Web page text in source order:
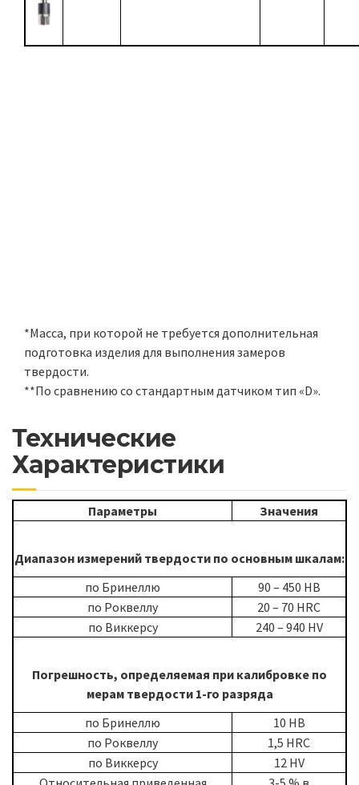
*Mасса, при которой не требуется дополнительная
подготовка изделия для выполнения замеров
твердости.
**По сравнению со стандартным датчиком тип «D».
Технические
Характеристики
Параметры Значения
Диапазон измерений твердости по основным шкалам:
по Бринеллю
90 – 450 HB
по Роквеллу
20 – 70 HRC
по Виккерсу
240 – 940 HV
Погрешность, определяемая при калибровке по
мерам твердости 1-го разряда
по Бринеллю
10 HB
по Роквеллу
1,5 HRC
по Виккерсу
12 HV